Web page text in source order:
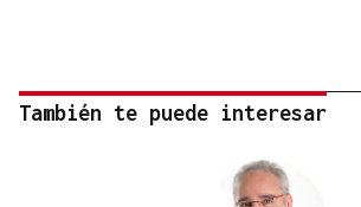
También te puede interesar